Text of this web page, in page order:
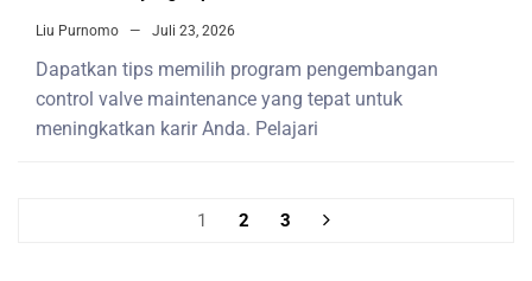
Liu Purnomo Juli 23, 2026
Dapatkan tips memilih program pengembangan
control valve maintenance yang tepat untuk
meningkatkan karir Anda. Pelajari
1 2 3